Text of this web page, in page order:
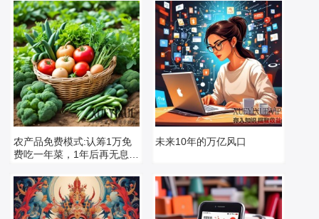
农产品免费模式:认筹1万免
费吃一年菜，1年后再无息退
未来10年的万亿风口